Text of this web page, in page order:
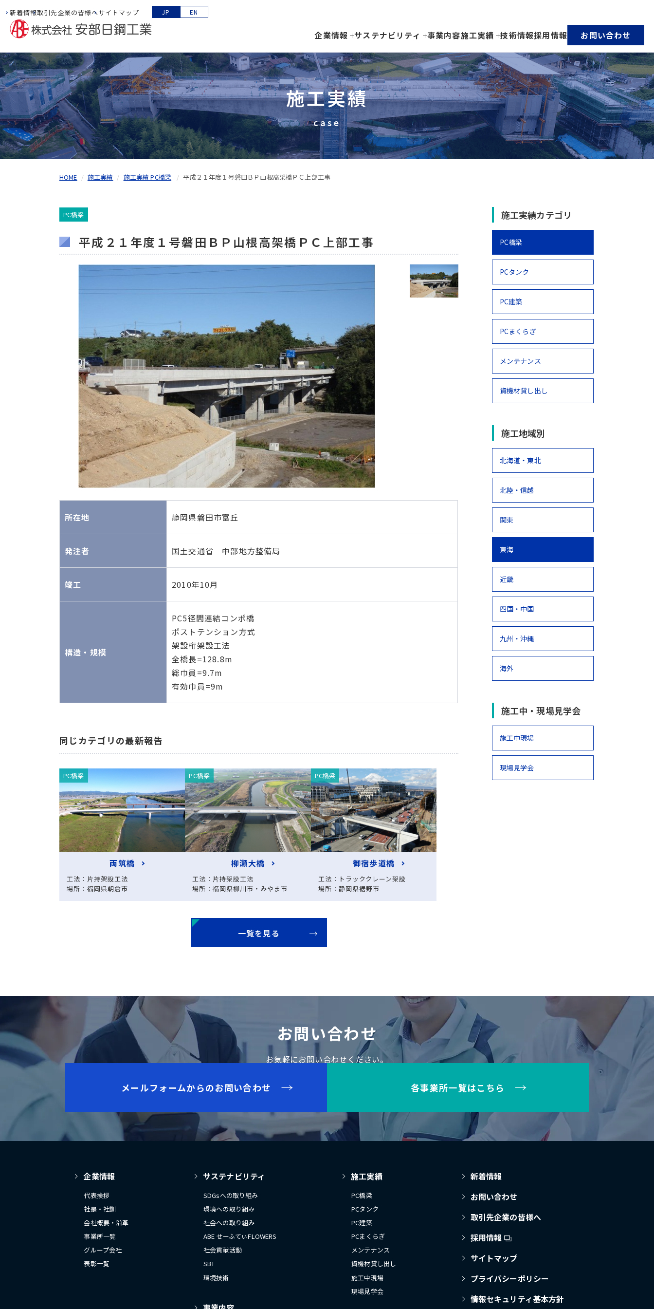
新着情報取引先企業の皆様へサイトマップ JP EN
企業情報 サステナビリティ 事業内容施工実績 技術情報採用情報 お問い合わせ
施工実績
case
HOME 施工実績 施工実績 PC橋梁 平成２１年度１号磐田ＢＰ山根高架橋ＰＣ上部工事
PC橋梁
平成２１年度１号磐田ＢＰ山根高架橋ＰＣ上部工事
所在地 静岡県磐田市富丘
発注者 国土交通省 中部地方整備局
竣工 2010年10月
構造・規模
PC5径間連結コンポ橋
ポストテンション方式
架設桁架設工法
全橋長=128.8m
総巾員=9.7m
有効巾員=9m
同じカテゴリの最新報告
PC橋梁
両筑橋
工法：片持架設工法
場所：福岡県朝倉市
PC橋梁
柳瀬大橋
工法：片持架設工法
場所：福岡県柳川市・みやま市
PC橋梁
御宿歩道橋
工法：トラッククレーン架設
場所：静岡県裾野市
一覧を見る
施工実績カテゴリ
PC橋梁
PCタンク
PC建築
PCまくらぎ
メンテナンス
資機材貸し出し
施工地域別
北海道・東北
北陸・信越
関東
東海
近畿
四国・中国
九州・沖縄
海外
施工中・現場見学会
施工中現場
現場見学会
お問い合わせ
お気軽にお問い合わせください。
メールフォームからのお問い合わせ 各事業所一覧はこちら
企業情報
代表挨拶
社是・社訓
会社概要・沿革
事業所一覧
グループ会社
表彰一覧
サステナビリティ
SDGsへの取り組み
環境への取り組み
社会への取り組み
ABE せーふてぃFLOWERS
社会貢献活動
SBT
環境技術
施工実績
PC橋梁
PCタンク
PC建築
PCまくらぎ
メンテナンス
資機材貸し出し
施工中現場
現場見学会
新着情報
お問い合わせ
取引先企業の皆様へ
採用情報
サイトマップ
プライバシーポリシー
情報セキュリティ基本方針